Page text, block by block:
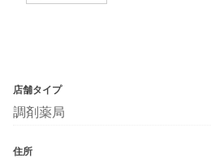
店舗タイプ
調剤薬局
住所